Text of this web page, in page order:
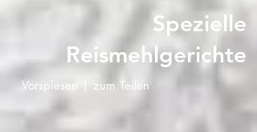
Spezielle
Reismehlgerichte
Vorspiesen | zum Teilen